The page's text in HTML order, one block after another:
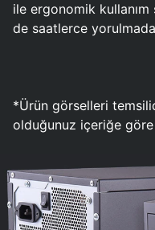
ile ergonomik
de saatlerce
*Ürün görselleri
olduğunuz içeriğe